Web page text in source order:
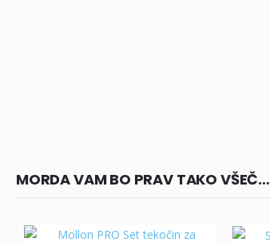
MORDA VAM BO PRAV TAKO VŠEČ…